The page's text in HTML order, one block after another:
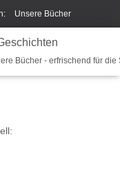
Unsere Bücher
Team News
Bücher - erfrischend für die